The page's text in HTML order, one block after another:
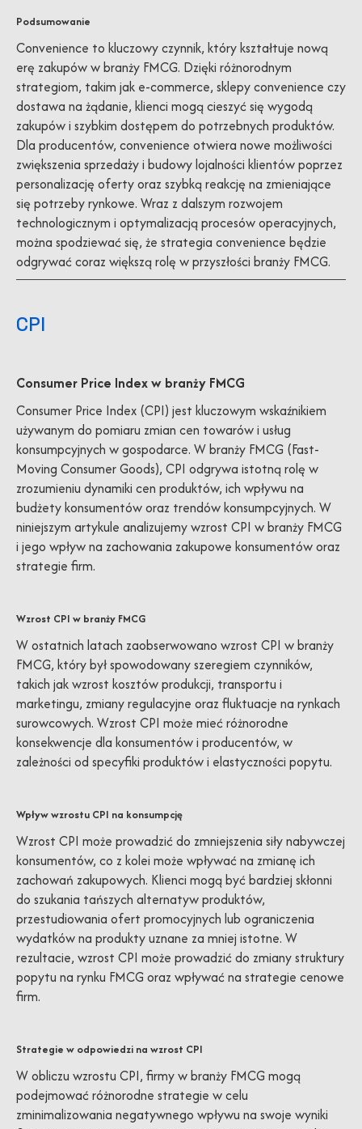
Podsumowanie
Convenience to kluczowy czynnik, który kształtuje nową
erę zakupów w branży FMCG. Dzięki różnorodnym
strategiom, takim jak e-commerce, sklepy convenience czy
dostawa na żądanie, klienci mogą cieszyć się wygodą
zakupów i szybkim dostępem do potrzebnych produktów.
Dla producentów, convenience otwiera nowe możliwości
zwiększenia sprzedaży i budowy lojalności klientów poprzez
personalizację oferty oraz szybką reakcję na zmieniające
się potrzeby rynkowe. Wraz z dalszym rozwojem
technologicznym i optymalizacją procesów operacyjnych,
można spodziewać się, że strategia convenience będzie
odgrywać coraz większą rolę w przyszłości branży FMCG.
CPI
Consumer Price Index w branży FMCG
Consumer Price Index (CPI) jest kluczowym wskaźnikiem
używanym do pomiaru zmian cen towarów i usług
konsumpcyjnych w gospodarce. W branży FMCG (Fast-
Moving Consumer Goods), CPI odgrywa istotną rolę w
zrozumieniu dynamiki cen produktów, ich wpływu na
budżety konsumentów oraz trendów konsumpcyjnych. W
niniejszym artykule analizujemy wzrost CPI w branży FMCG
i jego wpływ na zachowania zakupowe konsumentów oraz
strategie firm.
Wzrost CPI w branży FMCG
W ostatnich latach zaobserwowano wzrost CPI w branży
FMCG, który był spowodowany szeregiem czynników,
takich jak wzrost kosztów produkcji, transportu i
marketingu, zmiany regulacyjne oraz fluktuacje na rynkach
surowcowych. Wzrost CPI może mieć różnorodne
konsekwencje dla konsumentów i producentów, w
zależności od specyfiki produktów i elastyczności popytu.
Wpływ wzrostu CPI na konsumpcję
Wzrost CPI może prowadzić do zmniejszenia siły nabywczej
konsumentów, co z kolei może wpływać na zmianę ich
zachowań zakupowych. Klienci mogą być bardziej skłonni
do szukania tańszych alternatyw produktów,
przestudiowania ofert promocyjnych lub ograniczenia
wydatków na produkty uznane za mniej istotne. W
rezultacie, wzrost CPI może prowadzić do zmiany struktury
popytu na rynku FMCG oraz wpływać na strategie cenowe
firm.
Strategie w odpowiedzi na wzrost CPI
W obliczu wzrostu CPI, firmy w branży FMCG mogą
podejmować różnorodne strategie w celu
zminimalizowania negatywnego wpływu na swoje wyniki